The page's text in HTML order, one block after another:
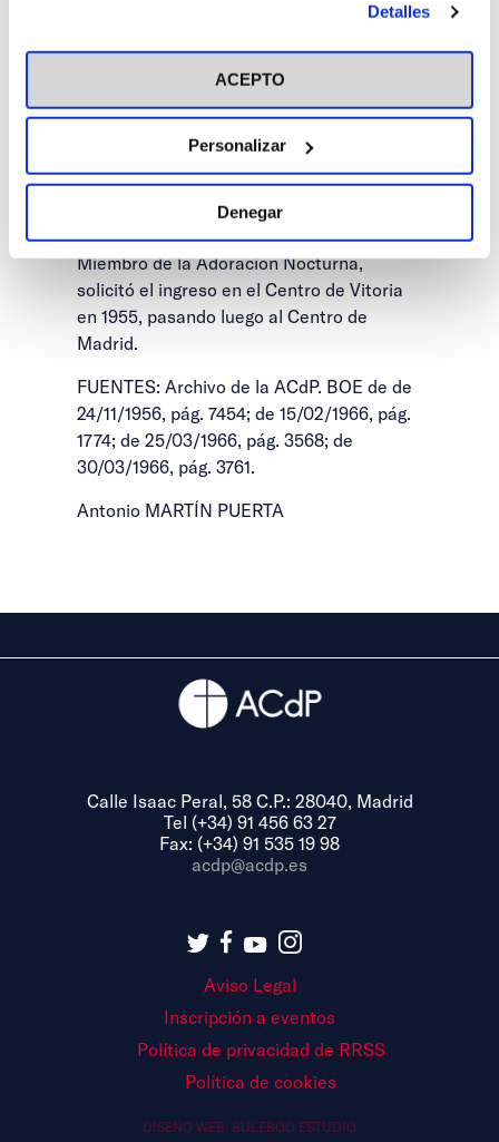
en el botón "Personalizar". Para más información puedes
visitar nuestra Política de Cookies
Detalles
ACEPTO
Personalizar
Denegar
Ayuntamiento de Vitoria. Juez de Menores.
Fue Vicepresidente del Tribunal Tutelar de
Menores de Álava en 1956, y Juez
Presidente del Tribunal Tutelar de
del Consejo Superior de Protección de
Miembro de la Adoración Nocturna,
solicitó el ingreso en el Centro de Vitoria
en 1955, pasando luego al Centro de
Madrid.
FUENTES: Archivo de la ACdP. BOE de de
24/11/1956, pág. 7454; de 15/02/1966, pág.
1774; de 25/03/1966, pág. 3568; de
30/03/1966, pág. 3761.
Antonio MARTÍN PUERTA
Calle Isaac Peral, 58 C.P.: 28040, Madrid
Tel (+34) 91 456 63 27
Fax: (+34) 91 535 19 98
acdp@acdp.es
Aviso Legal
Inscripción a eventos
Política de privacidad de RRSS
Política de cookies
DISEÑO WEB: BULEBOO ESTUDIO